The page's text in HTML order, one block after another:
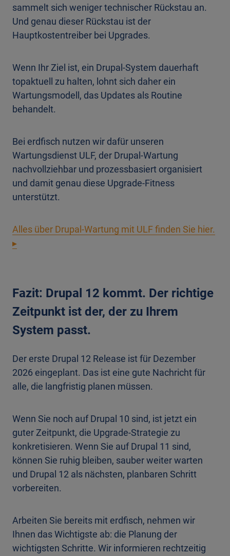
sammelt sich weniger technischer Rückstau an.
Und genau dieser Rückstau ist der
Hauptkostentreiber bei Upgrades.
Wenn Ihr Ziel ist, ein Drupal-System dauerhaft
topaktuell zu halten, lohnt sich daher ein
Wartungsmodell, das Updates als Routine
behandelt.
Bei erdfisch nutzen wir dafür unseren
Wartungsdienst ULF, der Drupal-Wartung
nachvollziehbar und prozessbasiert organisiert
und damit genau diese Upgrade-Fitness
unterstützt.
Alles über Drupal-Wartung mit ULF finden Sie hier.
▸
Fazit: Drupal 12 kommt. Der richtige
Zeitpunkt ist der, der zu Ihrem
System passt.
Der erste Drupal 12 Release ist für Dezember
2026 eingeplant. Das ist eine gute Nachricht für
alle, die langfristig planen müssen.
Wenn Sie noch auf Drupal 10 sind, ist jetzt ein
guter Zeitpunkt, die Upgrade-Strategie zu
konkretisieren. Wenn Sie auf Drupal 11 sind,
können Sie ruhig bleiben, sauber weiter warten
und Drupal 12 als nächsten, planbaren Schritt
vorbereiten.
Arbeiten Sie bereits mit erdfisch, nehmen wir
Ihnen das Wichtigste ab: die Planung der
wichtigsten Schritte. Wir informieren rechtzeitig